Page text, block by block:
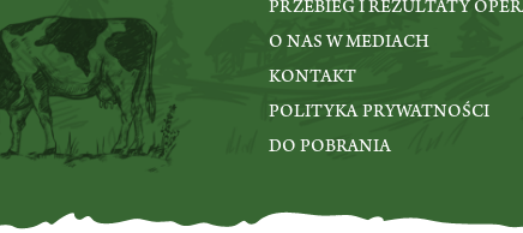
PRZEBIEG I REZULTATY
O NAS W MEDIACH
KONTAKT
POLITYKA PRYWATNOŚCI
DO POBRANIA